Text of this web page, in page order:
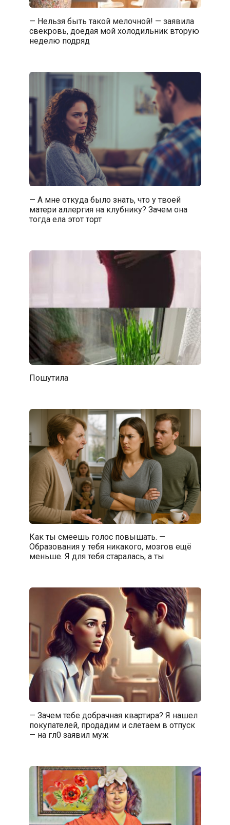
— Нельзя быть такой мелочной! — заявила
свекровь, доедая мой холодильник вторую
неделю подряд
— А мне откуда было знать, что у твоей
матери аллергия на клубнику? Зачем она
тогда ела этот торт
Пошутила
Как ты смеешь голос повышать. —
Образования у тебя никакого, мозгов ещё
меньше. Я для тебя старалась, а ты
— Зачем тебе добрачная квартира? Я нашел
покупателей, продадим и слетаем в отпуск
— на гл0 заявил муж